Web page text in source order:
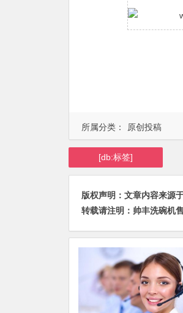
所属分类： 原创投稿
[db:标签]
版权声明：文章内容来源
转载请注明： 帅丰洗碗机